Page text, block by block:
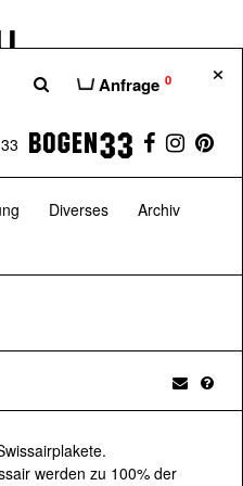
×
Anfrage 0
Diverses
Archiv
werden zu 100% der
Bogen33,
Welt des
Möbelhaus
und